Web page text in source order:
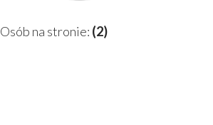
Osób na stronie: (2)